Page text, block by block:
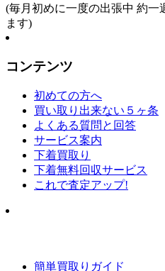
(毎月初めに一度の出張中 約一
ます)
コンテンツ
初めての方へ
買い取り出来ない５ヶ条
よくある質問と回答
サービス案内
下着買取り
下着無料回収サービス
これで査定アップ!
簡単買取りガイド